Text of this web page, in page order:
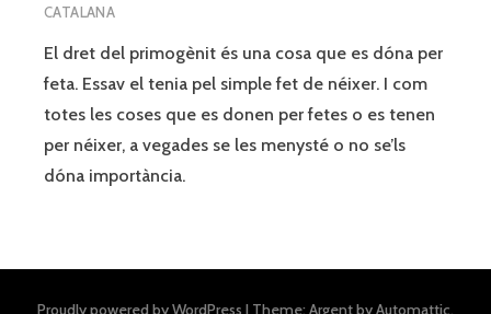
CATALANA
El dret del primogènit és una cosa que es dóna per
feta. Essav el tenia pel simple fet de néixer. I com
totes les coses que es donen per fetes o es tenen
per néixer, a vegades se les menysté o no se’ls
dóna importància.
Proudly powered by WordPress | Theme: Argent byAutomattic.